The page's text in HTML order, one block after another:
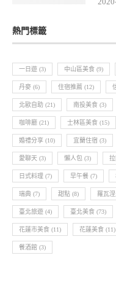
熱門標籤
一日遊 (3) 中山區美食 (9)
丹麥 (6) 住宿推薦 (12)
北歐自助 (21) 南投美食 (3)
咖啡廳 (21) 士林區美食 (15)
婚禮分享 (10) 宜蘭住宿 (3)
愛聊天 (3) 懶人包 (3)
日式料理 (7) 早午餐 (7)
瑞典 (7) 甜點 (8) 羅瓦
臺北旅遊 (4) 臺北美食 (73)
花蓮市美食 (11) 花蓮美食 (11)
餐酒館 (3)